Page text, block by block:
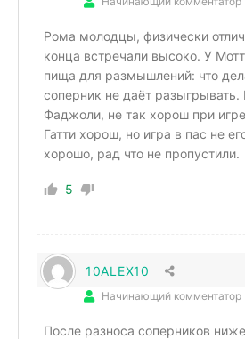
Рома молодцы, физически
конца встречали высоко. У
пища для размышлений: что
соперник не даёт разыгрывать.
Фаджоли, не так хорош при
Гатти хорош, но игра в пас не
хорошо, рад что не пропустили.
5
10ALEX10
Начинающий комментатор
После разноса соперников